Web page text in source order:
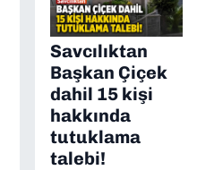
Savcılıktan
Başkan Çiçek
dahil 15 kişi
hakkında
tutuklama
talebi!